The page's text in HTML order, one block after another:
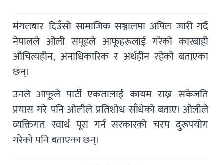
मंगलबार दिउँसो सामाजिक सञ्जालमा अपिल जारी गर्दै
नेपालले ओली समूहले आफूहरूलाई गरेको कारबाही
औचित्यहीन, अनाधिकारिक र अर्थहीन रहेको बताएका
छन्।
उनले आफूले पार्टी एकतालाई कायम राख्न सकेजति
प्रयास गरे पनि ओलीले प्रतिशोध साँधेको बताए। ओलीले
व्यक्तिगत स्वार्थ पूरा गर्न सरकारको चरम दुरूपयोग
गरेको पनि बताएका छन्।